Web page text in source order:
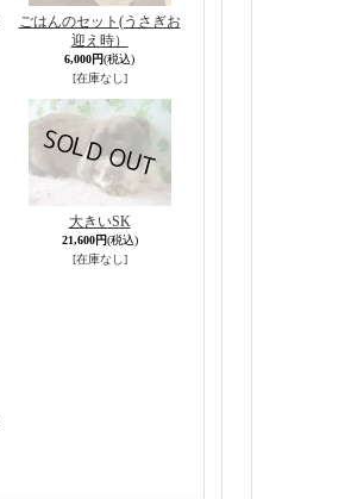
ごはんのセット(うさぎお
迎え時）
6,000円(税込)
[在庫なし]
大きいSK
21,600円(税込)
[在庫なし]